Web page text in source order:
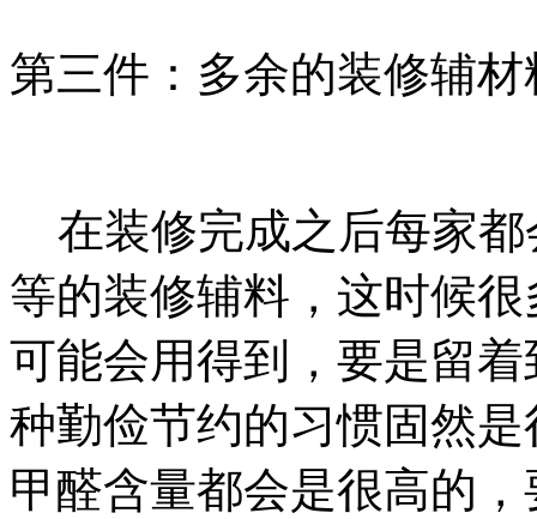
第三件：多余的装修辅材
在装修完成之后每家都
等的装修辅料，这时候
可能会用得到，要是留
种勤俭节约的习惯固然
甲醛含量都会是很高的